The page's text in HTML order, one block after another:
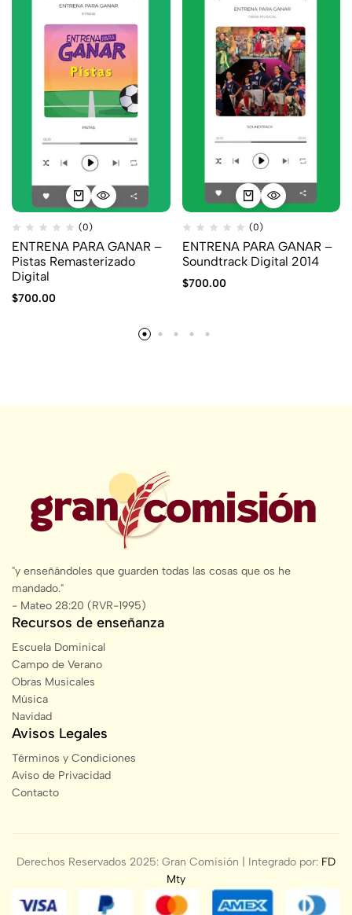
(0)
ENTRENA PARA GANAR –
Pistas Remasterizado
Digital
$700.00
(0)
ENTRENA PARA GANAR –
Soundtrack Digital 2014
$700.00
"y enseñándoles que guarden todas las cosas que os he
mandado."
- Mateo 28:20 (RVR-1995)
Recursos de enseñanza
Escuela Dominical
Campo de Verano
Obras Musicales
Música
Navidad
Avisos Legales
Términos y Condiciones
Aviso de Privacidad
Contacto
Derechos Reservados 2025: Gran Comisión | Integrado por: FD
Mty